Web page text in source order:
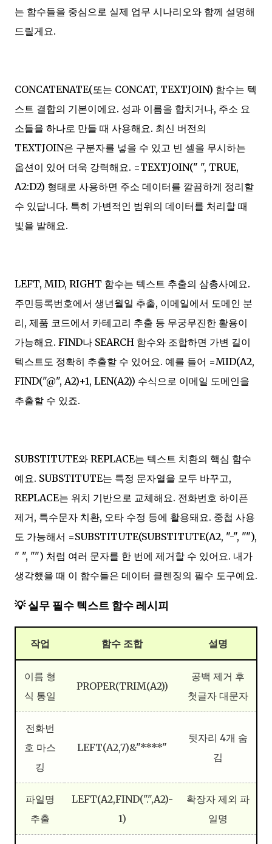
는 함수들을 중심으로 실제 업무 시나리오와 함께 설명해
드릴게요.
CONCATENATE(또는 CONCAT, TEXTJOIN) 함수는 텍
스트 결합의 기본이에요. 성과 이름을 합치거나, 주소 요
소들을 하나로 만들 때 사용해요. 최신 버전의
TEXTJOIN은 구분자를 넣을 수 있고 빈 셀을 무시하는
옵션이 있어 더욱 강력해요. =TEXTJOIN(" ", TRUE,
A2:D2) 형태로 사용하면 주소 데이터를 깔끔하게 정리할
수 있답니다. 특히 가변적인 범위의 데이터를 처리할 때
빛을 발해요.
LEFT, MID, RIGHT 함수는 텍스트 추출의 삼총사예요.
주민등록번호에서 생년월일 추출, 이메일에서 도메인 분
리, 제품 코드에서 카테고리 추출 등 무궁무진한 활용이
가능해요. FIND나 SEARCH 함수와 조합하면 가변 길이
텍스트도 정확히 추출할 수 있어요. 예를 들어 =MID(A2,
FIND("@", A2)+1, LEN(A2)) 수식으로 이메일 도메인을
추출할 수 있죠.
SUBSTITUTE와 REPLACE는 텍스트 치환의 핵심 함수
예요. SUBSTITUTE는 특정 문자열을 모두 바꾸고,
REPLACE는 위치 기반으로 교체해요. 전화번호 하이픈
제거, 특수문자 치환, 오타 수정 등에 활용돼요. 중첩 사용
도 가능해서 =SUBSTITUTE(SUBSTITUTE(A2, "-", ""),
" ", "") 처럼 여러 문자를 한 번에 제거할 수 있어요. 내가
생각했을 때 이 함수들은 데이터 클렌징의 필수 도구예요.
💡 실무 필수 텍스트 함수 레시피
작업 함수 조합 설명
이름 형
식 통일
PROPER(TRIM(A2))
공백 제거 후
첫글자 대문자
전화번
호 마스
킹
LEFT(A2,7)&"****"
뒷자리 4개 숨
김
파일명
추출
LEFT(A2,FIND(".",A2)-
1)
확장자 제외 파
일명